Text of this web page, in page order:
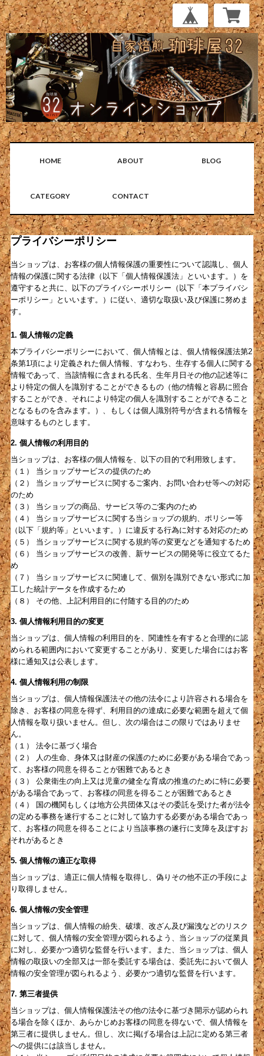
HOME ABOUT BLOG
CATEGORY CONTACT
プライバシーポリシー
当ショップは、お客様の個人情報保護の重要性について認識し、個人
情報の保護に関する法律（以下「個人情報保護法」といいます。）を
遵守すると共に、以下のプライバシーポリシー（以下「本プライバシ
ーポリシー」といいます。）に従い、適切な取扱い及び保護に努めま
す。
1. 個人情報の定義
本プライバシーポリシーにおいて、個人情報とは、個人情報保護法第2
条第1項により定義された個人情報、すなわち、生存する個人に関する
情報であって、当該情報に含まれる氏名、生年月日その他の記述等に
より特定の個人を識別することができるもの（他の情報と容易に照合
することができ、それにより特定の個人を識別することができること
となるものを含みます。）、もしくは個人識別符号が含まれる情報を
意味するものとします。
2. 個人情報の利用目的
当ショップは、お客様の個人情報を、以下の目的で利用致します。
（１） 当ショップサービスの提供のため
（２） 当ショップサービスに関するご案内、お問い合わせ等への対応
のため
（３） 当ショップの商品、サービス等のご案内のため
（４） 当ショップサービスに関する当ショップの規約、ポリシー等
（以下「規約等」といいます。）に違反する行為に対する対応のため
（５） 当ショップサービスに関する規約等の変更などを通知するため
（６） 当ショップサービスの改善、新サービスの開発等に役立てるた
め
（７） 当ショップサービスに関連して、個別を識別できない形式に加
工した統計データを作成するため
（８） その他、上記利用目的に付随する目的のため
3. 個人情報利用目的の変更
当ショップは、個人情報の利用目的を、関連性を有すると合理的に認
められる範囲内において変更することがあり、変更した場合にはお客
様に通知又は公表します。
4. 個人情報利用の制限
当ショップは、個人情報保護法その他の法令により許容される場合を
除き、お客様の同意を得ず、利用目的の達成に必要な範囲を超えて個
人情報を取り扱いません。但し、次の場合はこの限りではありませ
ん。
（１） 法令に基づく場合
（２） 人の生命、身体又は財産の保護のために必要がある場合であっ
て、お客様の同意を得ることが困難であるとき
（３） 公衆衛生の向上又は児童の健全な育成の推進のために特に必要
がある場合であって、お客様の同意を得ることが困難であるとき
（４） 国の機関もしくは地方公共団体又はその委託を受けた者が法令
の定める事務を遂行することに対して協力する必要がある場合であっ
て、お客様の同意を得ることにより当該事務の遂行に支障を及ぼすお
それがあるとき
5. 個人情報の適正な取得
当ショップは、適正に個人情報を取得し、偽りその他不正の手段によ
り取得しません。
6. 個人情報の安全管理
当ショップは、個人情報の紛失、破壊、改ざん及び漏洩などのリスク
に対して、個人情報の安全管理が図られるよう、当ショップの従業員
に対し、必要かつ適切な監督を行います。また、当ショップは、個人
情報の取扱いの全部又は一部を委託する場合は、委託先において個人
情報の安全管理が図られるよう、必要かつ適切な監督を行います。
7. 第三者提供
当ショップは、個人情報保護法その他の法令に基づき開示が認められ
る場合を除くほか、あらかじめお客様の同意を得ないで、個人情報を
第三者に提供しません。但し、次に掲げる場合は上記に定める第三者
への提供には該当しません。